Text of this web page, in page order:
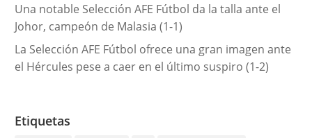
Una notable Selección AFE Fútbol da la talla ante el
Johor, campeón de Malasia (1-1)
La Selección AFE Fútbol ofrece una gran imagen ante
el Hércules pese a caer en el último suspiro (1-2)
Etiquetas